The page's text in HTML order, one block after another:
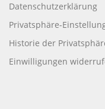
Datenschutzerklärung
Privatsphäre-
Historie der
Einwilligungen